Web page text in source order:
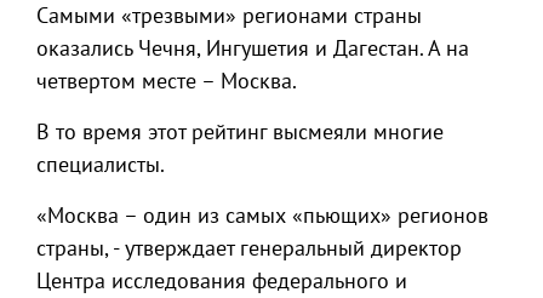
Самыми «трезвыми» регионами страны
оказались Чечня, Ингушетия и Дагестан. А на
четвертом месте – Москва.
В то время этот рейтинг высмеяли многие
специалисты.
«Москва – один из самых «пьющих» регионов
страны, - утверждает генеральный директор
Центра исследования федерального и